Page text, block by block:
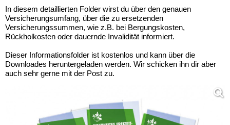
In diesem detaillierten Folder wirst du über den genauen
Versicherungsumfang, über die zu ersetzenden
Versicherungssummen, wie z.B. bei Bergungskosten,
Rückholkosten oder dauernde Invalidität informiert.
Dieser Informationsfolder ist kostenlos und kann über die
Downloades heruntergeladen werden. Wir schicken ihn dir aber
auch sehr gerne mit der Post zu.